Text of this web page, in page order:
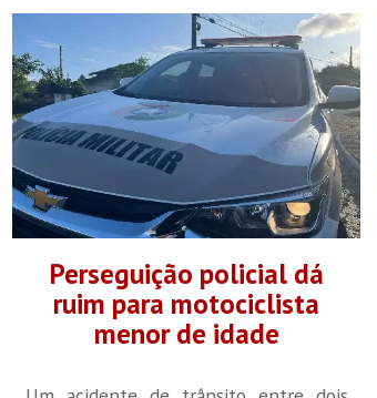
Perseguição policial dá
ruim para motociclista
menor de idade